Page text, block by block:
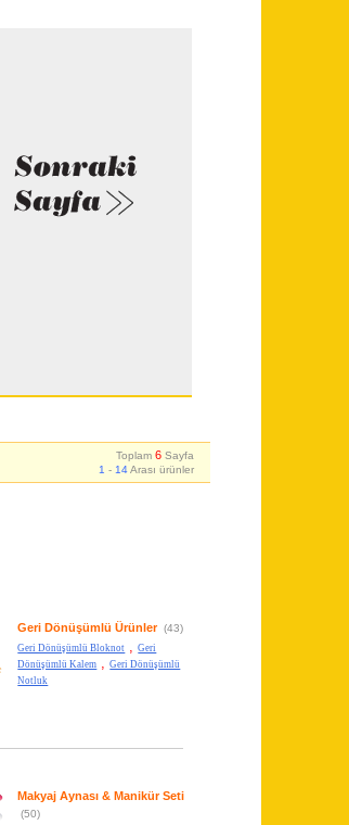
Toplam6 Sayfa
1 - 14Arası ürünler
Geri Dönüşümlü Ürünler(43)
Geri Dönüşümlü Bloknot ,Geri
Dönüşümlü Kalem
,Geri Dönüşümlü
Notluk
Makyaj Aynası & Manikür Seti
(50)